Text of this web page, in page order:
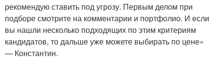
рекомендую ставить под угрозу. Первым делом при
подборе смотрите на комментарии и портфолио. И если
вы нашли несколько подходящих по этим критериям
кандидатов, то дальше уже можете выбирать по цене»
— Константин.